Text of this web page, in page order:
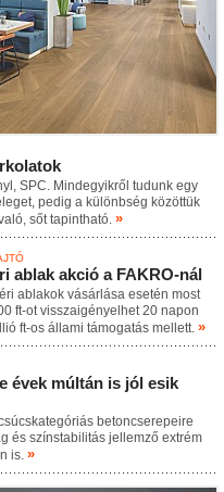
SPC. Mindegyikről tudunk egy
pedig a különbség közöttük
sőt tapintható. »
ablak akció a FAKRO-nál
ablakok vásárlása esetén most
ft-ot visszaigényelhet 20 napon
ft-os állami támogatás mellett. »
évek múltán is jól esik
betoncserepeire
és színstabilitás jellemző extrém
is. »